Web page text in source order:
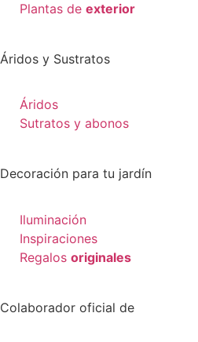
Plantas de exterior
Áridos y Sustratos
Áridos
Sutratos y abonos
Decoración para tu jardín
Iluminación
Inspiraciones
Regalos originales
Colaborador oficial de